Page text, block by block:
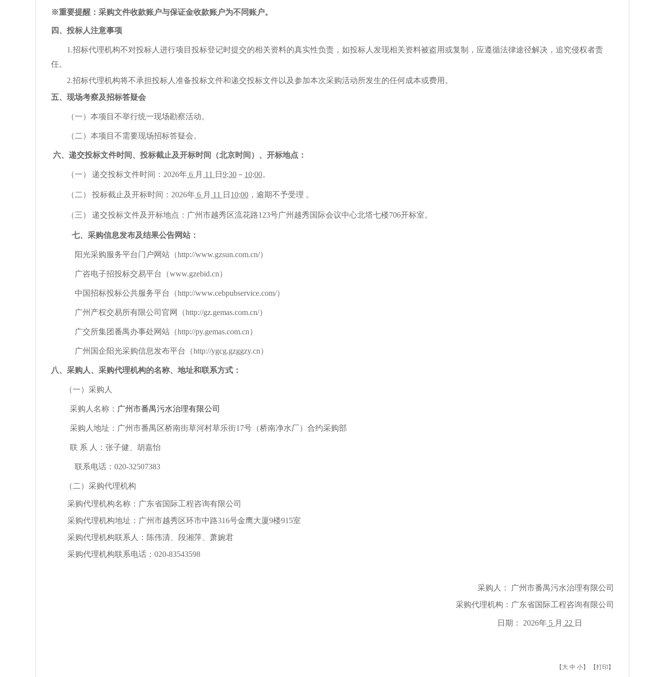
※重要提醒：采购文件收款账户与保证金收款账户为不同账户。
四、投标人注意事项
1.招标代理机构不对投标人进行项目投标登记时提交的相关资料的真实性负责，如投标人发现相关资料被盗用或复制，应遵循法律途径解决，追究侵权者责
任。
2.招标代理机构将不承担投标人准备投标文件和递交投标文件以及参加本次采购活动所发生的任何成本或费用。
五、现场考察及招标答疑会
（一）本项目不举行统一现场勘察活动。
（ 二 ）本项目不需要现场招标答疑会。
六、递交投标文件时间、投标截止及开标时间（北京时间）、开标地点：
（一） 递交投标文件时间： 2026年 6 月 11 日 9:30 － 10:00。
（二） 投标截止及开标时间： 2026年 6 月 11 日 10:00 ，逾期不予受理 。
（三） 递交投标文件及开标地点： 广州市越秀区流花路123号广州越秀国际会议中心北塔七楼706开标室。
七、采购信息发布及结果公告网站：
阳光采购服务平台门户网站（http://www.gzsun.com.cn/）
广咨电子招投标交易平台（www.gzebid.cn）
中国招标投标公共服务平台（http://www.cebpubservice.com/）
广州产权交易所有限公司官网（http://gz.gemas.com.cn/）
广交所集团番禺办事处网站（http://py.gemas.com.cn）
广州国企阳光采购信息发布平台（http://ygcg.gzggzy.cn）
八、采购人、采购代理机构的名称、地址和联系方式：
（一）采购人
采购人名称： 广州市番禺污水治理有限公司
采购人地址 ： 广州市番禺区桥南街草河村草乐街17号（桥南净水厂）合约采购部
联 系 人： 张子健、胡嘉怡
联系电话： 020-32507383
（二）采购代理机构
采购代理机构名称： 广东省国际工程咨询有限公司
采购代理机构地址： 广州市越秀区环市中路316号金鹰大厦9楼915室
采购代理机构联系人： 陈伟清、段湘萍、萧婉君
采购代理机构联系电话： 020-83543598
采购人：
广州市番禺污水治理有限公司
采购代理机构： 广东省国际工程咨询有限公司
日期： 2026年 5 月 22 日
【 大 中 小】 【打印 】